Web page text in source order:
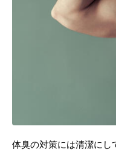
体臭の対策には清潔にし